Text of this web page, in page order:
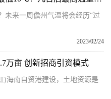
未来一周儋州气温将会经历“过
2023/02/24
万亩 创新招商引资模式
)海南自贸港建设，土地资源是